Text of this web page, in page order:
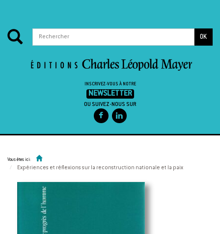
OK
INSCRIVEZ-VOUS À NOTRE
NEWSLETTER
OU SUIVEZ-NOUS SUR
Vous êtes ici:
Expériences et réflexions sur la reconstruction nationale et la paix